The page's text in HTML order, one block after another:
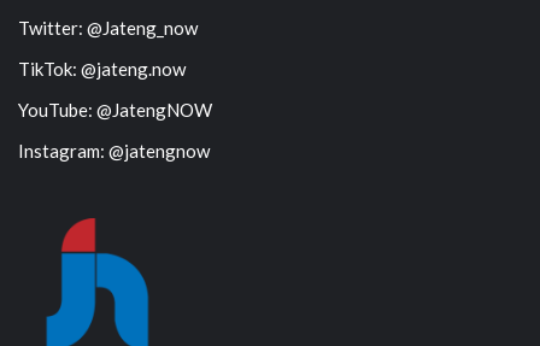
Twitter: @Jateng_now
TikTok: @jateng.now
YouTube: @JatengNOW
Instagram: @jatengnow